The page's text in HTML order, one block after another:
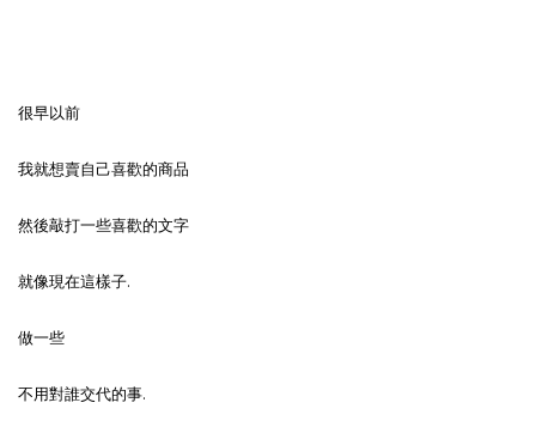
很早以前
我就想賣自己喜歡的商品
然後敲打一些喜歡的文字
就像現在這樣子.
做一些
不用對誰交代的事.